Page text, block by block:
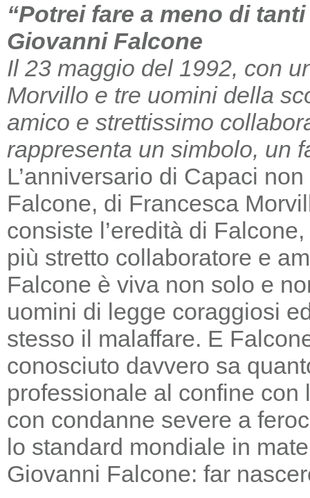
“Potrei fare a meno di
Giovanni Falcone
Il 23 maggio del 1992, con
Morvillo e tre uomini della
amico e strettissimo
rappresenta un simbolo, un
L’anniversario di Capaci
Falcone, di Francesca
consiste l’eredità di
più stretto collaboratore e
Falcone è viva non solo e
uomini di legge coraggiosi
stesso il malaffare. E
conosciuto davvero sa
professionale al confine
con condanne severe a
lo standard mondiale in
Giovanni Falcone: far